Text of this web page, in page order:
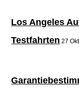
Los Angeles
Testfahrten 27